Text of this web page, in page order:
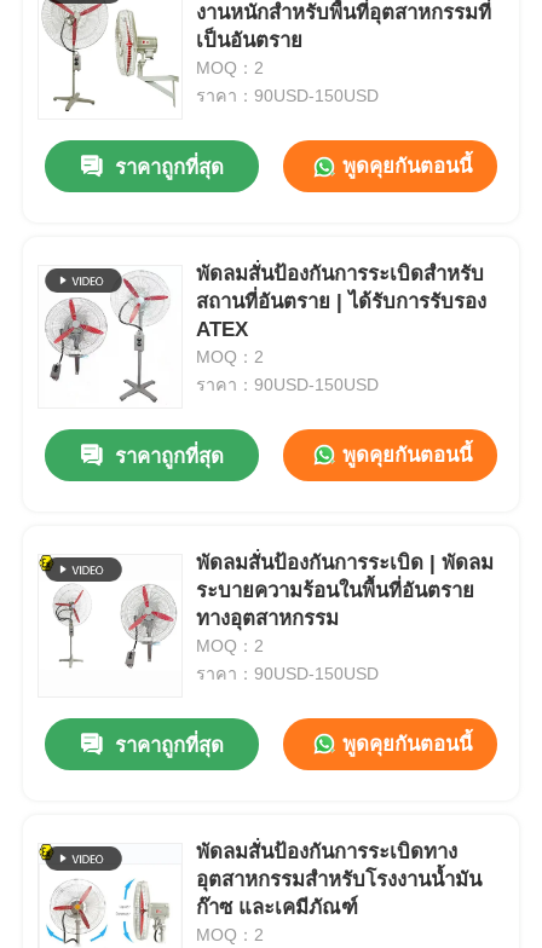
ผลิตภัณฑ์
เกี่ยวกับเรา
ทัวร์โรงงาน
ควบคุมคุณภาพ
ติดต่อเรา
ไฟสัญญาณกันระเบิด
พัดลมป้องกันการระเบิด
งานหนักสำหรับพื้นที่อุตสาหกรรมที่
เป็นอันตราย
MOQ：2
ราคา：90USD-150USD
ราคาถูกที่สุด พูดคุยกันตอนนี้
พัดลมสั่นป้องกันการระเบิดสำหรับ
สถานที่อันตราย | ได้รับการรับรอง
ATEX
MOQ：2
ราคา：90USD-150USD
ราคาถูกที่สุด พูดคุยกันตอนนี้
พัดลมสั่นป้องกันการระเบิด | พัดลม
ระบายความร้อนในพื้นที่อันตราย
ทางอุตสาหกรรม
MOQ：2
ราคา：90USD-150USD
ราคาถูกที่สุด พูดคุยกันตอนนี้
พัดลมสั่นป้องกันการระเบิดทาง
อุตสาหกรรมสำหรับโรงงานน้ำมัน
ก๊าซ และเคมีภัณฑ์
MOQ：2